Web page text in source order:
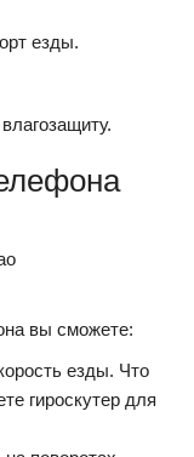
езды.
вы сможете:
езды. Что
гироскутер для